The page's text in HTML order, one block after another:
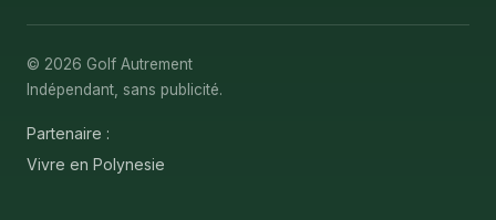
© 2026 Golf Autrement
Indépendant, sans publicité.
Partenaire :
Vivre en Polynesie